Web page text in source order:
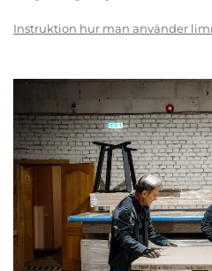
Instruktion hur man använder